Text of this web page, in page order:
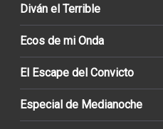
Diván el Terrible
Ecos de mi Onda
El Escape del Convicto
Especial de Medianoche